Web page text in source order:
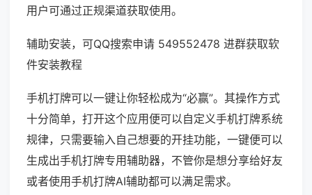
用户可通过正规渠道获取使用。
辅助安装，可QQ搜索申请 549552478 进群获取软
件安装教程
手机打牌可以一键让你轻松成为“必赢”。其操作方式
十分简单，打开这个应用便可以自定义手机打牌系统
规律，只需要输入自己想要的开挂功能，一键便可以
生成出手机打牌专用辅助器，不管你是想分享给好友
或者使用手机打牌AI辅助都可以满足需求。